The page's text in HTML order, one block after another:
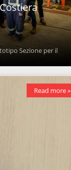
Sezione per il
Read more »